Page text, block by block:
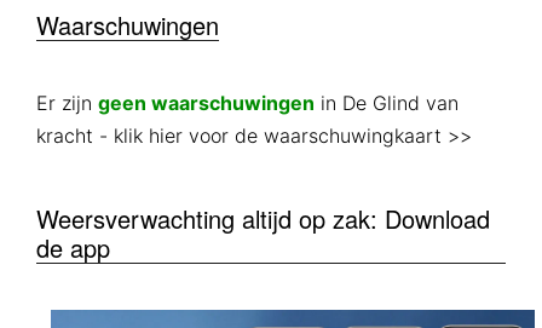
Waarschuwingen
Er zijn geen waarschuwingen in De Glind van
kracht - klik hier voor de waarschuwingkaart >>
Weersverwachting altijd op zak: Download
de app